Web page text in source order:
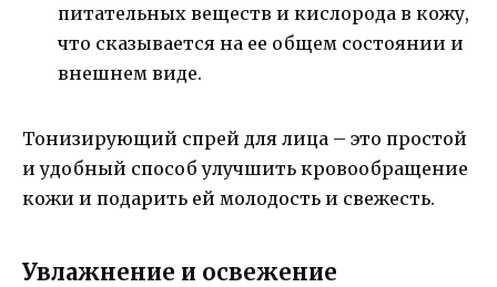
питательных веществ и кислорода в кожу,
что сказывается на ее общем состоянии и
внешнем виде.
Тонизирующий спрей для лица – это простой
и удобный способ улучшить кровообращение
кожи и подарить ей молодость и свежесть.
Увлажнение и освежение